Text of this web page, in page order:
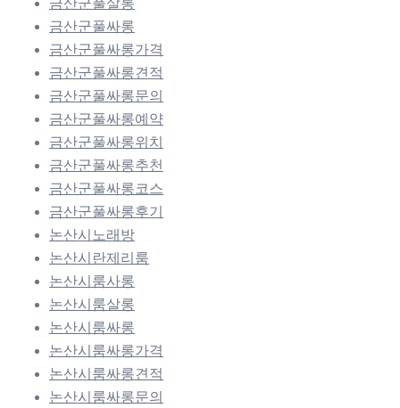
금산군풀싸롱
금산군풀싸롱가격
금산군풀싸롱견적
금산군풀싸롱문의
금산군풀싸롱예약
금산군풀싸롱위치
금산군풀싸롱추천
금산군풀싸롱코스
금산군풀싸롱후기
논산시노래방
논산시란제리룸
논산시룸사롱
논산시룸살롱
논산시룸싸롱
논산시룸싸롱가격
논산시룸싸롱견적
논산시룸싸롱문의